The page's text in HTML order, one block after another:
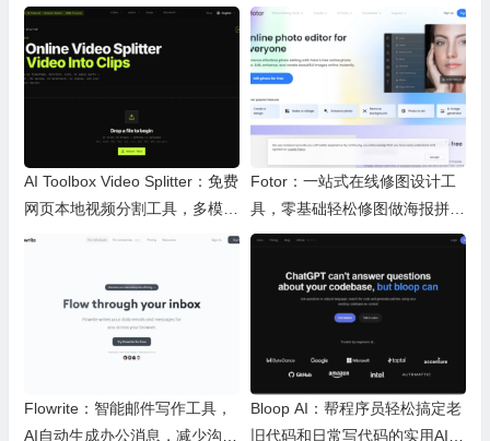
AI Toolbox Video Splitter：免费
网页本地视频分割工具，多模式
裁切高清视频且保护隐私
Fotor：一站式在线修图设计工
具，零基础轻松修图做海报拼图
文创内容
Flowrite：智能邮件写作工具，
AI自动生成办公消息，减少沟通
Bloop AI：帮程序员轻松搞定老
旧代码和日常写代码的实用AI小